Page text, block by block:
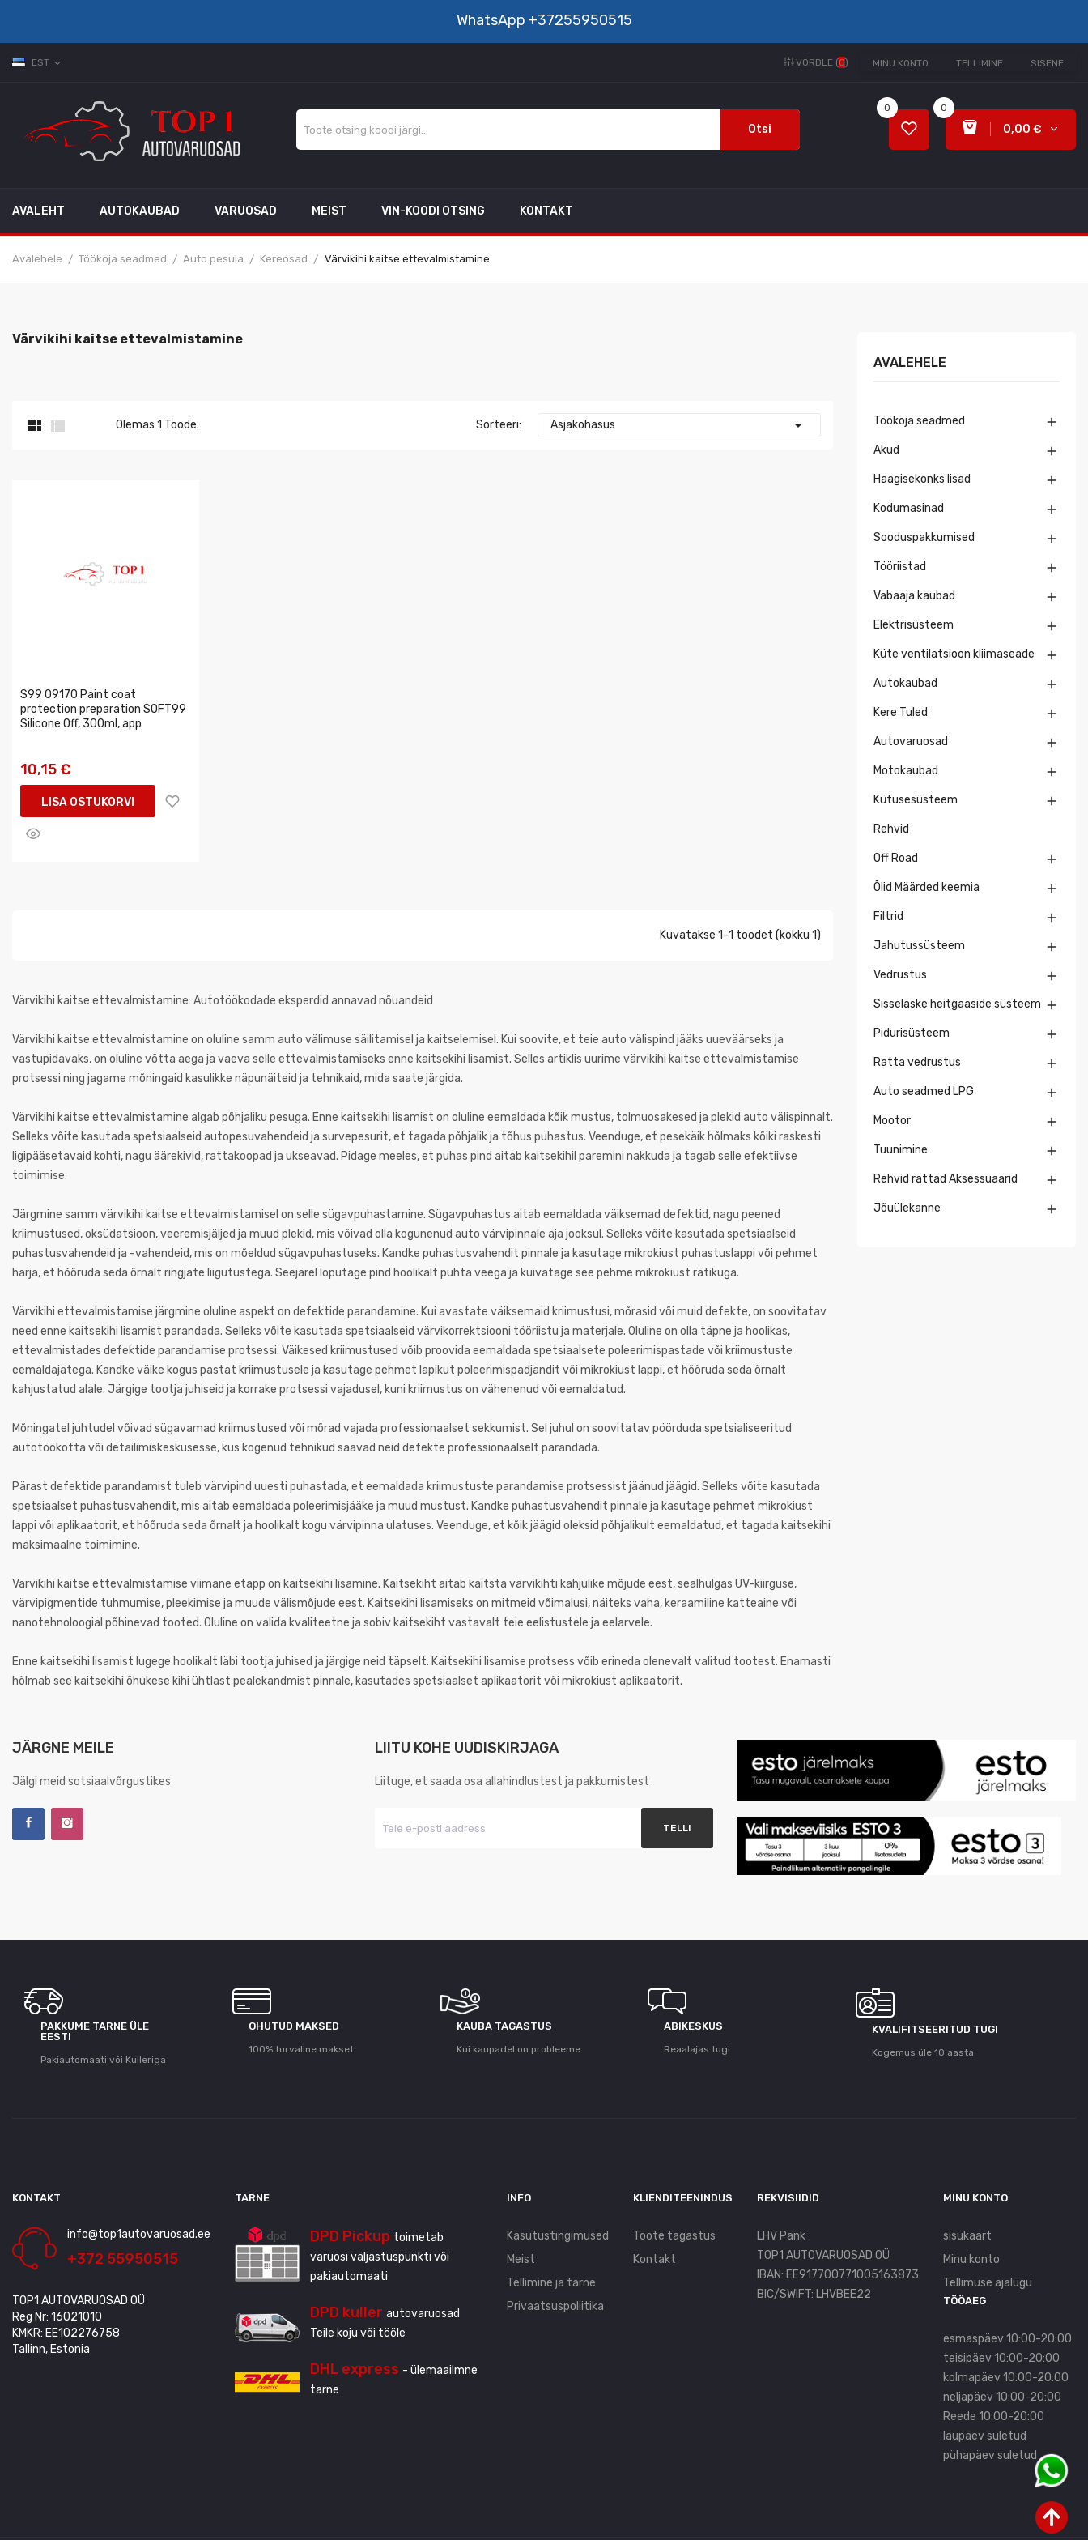
WhatsApp +37255950515
EST expand_more MINU KONTO TELLIMINE SISENE
VÕRDLE (0)
Otsi
0
0,00 €
0
AVALEHT AUTOKAUBAD VARUOSAD MEIST VIN-KOODI OTSING KONTAKT
Avalehele Töökoja seadmed Auto pesula Kereosad Värvikihi kaitse ettevalmistamine
Värvikihi kaitse ettevalmistamine
  Olemas 1 Toode. Sorteeri: Asjakohasus 
S99 09170 Paint coat
protection preparation SOFT99
Silicone Off, 300ml, app
10,15 €
LISA OSTUKORVI
Kuvatakse 1–1 toodet (kokku 1)
Värvikihi kaitse ettevalmistamine: Autotöökodade eksperdid annavad nõuandeid
Värvikihi kaitse ettevalmistamine on oluline samm auto välimuse säilitamisel ja kaitselemisel. Kui soovite, et teie auto välispind jääks uueväärseks ja
vastupidavaks, on oluline võtta aega ja vaeva selle ettevalmistamiseks enne kaitsekihi lisamist. Selles artiklis uurime värvikihi kaitse ettevalmistamise
protsessi ning jagame mõningaid kasulikke näpunäiteid ja tehnikaid, mida saate järgida.
Värvikihi kaitse ettevalmistamine algab põhjaliku pesuga. Enne kaitsekihi lisamist on oluline eemaldada kõik mustus, tolmuosakesed ja plekid auto välispinnalt.
Selleks võite kasutada spetsiaalseid autopesuvahendeid ja survepesurit, et tagada põhjalik ja tõhus puhastus. Veenduge, et pesekäik hõlmaks kõiki raskesti
ligipääsetavaid kohti, nagu äärekivid, rattakoopad ja ukseavad. Pidage meeles, et puhas pind aitab kaitsekihil paremini nakkuda ja tagab selle efektiivse
toimimise.
Järgmine samm värvikihi kaitse ettevalmistamisel on selle sügavpuhastamine. Sügavpuhastus aitab eemaldada väiksemad defektid, nagu peened
kriimustused, oksüdatsioon, veeremisjäljed ja muud plekid, mis võivad olla kogunenud auto värvipinnale aja jooksul. Selleks võite kasutada spetsiaalseid
puhastusvahendeid ja -vahendeid, mis on mõeldud sügavpuhastuseks. Kandke puhastusvahendit pinnale ja kasutage mikrokiust puhastuslappi või pehmet
harja, et hõõruda seda õrnalt ringjate liigutustega. Seejärel loputage pind hoolikalt puhta veega ja kuivatage see pehme mikrokiust rätikuga.
Värvikihi ettevalmistamise järgmine oluline aspekt on defektide parandamine. Kui avastate väiksemaid kriimustusi, mõrasid või muid defekte, on soovitatav
need enne kaitsekihi lisamist parandada. Selleks võite kasutada spetsiaalseid värvikorrektsiooni tööriistu ja materjale. Oluline on olla täpne ja hoolikas,
ettevalmistades defektide parandamise protsessi. Väikesed kriimustused võib proovida eemaldada spetsiaalsete poleerimispastade või kriimustuste
eemaldajatega. Kandke väike kogus pastat kriimustusele ja kasutage pehmet lapikut poleerimispadjandit või mikrokiust lappi, et hõõruda seda õrnalt
kahjustatud alale. Järgige tootja juhiseid ja korrake protsessi vajadusel, kuni kriimustus on vähenenud või eemaldatud.
Mõningatel juhtudel võivad sügavamad kriimustused või mõrad vajada professionaalset sekkumist. Sel juhul on soovitatav pöörduda spetsialiseeritud
autotöökotta või detailimiskeskusesse, kus kogenud tehnikud saavad neid defekte professionaalselt parandada.
Pärast defektide parandamist tuleb värvipind uuesti puhastada, et eemaldada kriimustuste parandamise protsessist jäänud jäägid. Selleks võite kasutada
spetsiaalset puhastusvahendit, mis aitab eemaldada poleerimisjääke ja muud mustust. Kandke puhastusvahendit pinnale ja kasutage pehmet mikrokiust
lappi või aplikaatorit, et hõõruda seda õrnalt ja hoolikalt kogu värvipinna ulatuses. Veenduge, et kõik jäägid oleksid põhjalikult eemaldatud, et tagada kaitsekihi
maksimaalne toimimine.
Värvikihi kaitse ettevalmistamise viimane etapp on kaitsekihi lisamine. Kaitsekiht aitab kaitsta värvikihti kahjulike mõjude eest, sealhulgas UV-kiirguse,
värvipigmentide tuhmumise, pleekimise ja muude välismõjude eest. Kaitsekihi lisamiseks on mitmeid võimalusi, näiteks vaha, keraamiline katteaine või
nanotehnoloogial põhinevad tooted. Oluline on valida kvaliteetne ja sobiv kaitsekiht vastavalt teie eelistustele ja eelarvele.
Enne kaitsekihi lisamist lugege hoolikalt läbi tootja juhised ja järgige neid täpselt. Kaitsekihi lisamise protsess võib erineda olenevalt valitud tootest. Enamasti
hõlmab see kaitsekihi õhukese kihi ühtlast pealekandmist pinnale, kasutades spetsiaalset aplikaatorit või mikrokiust aplikaatorit.
AVALEHELE
Töökoja seadmed 
Akud 
Haagisekonks lisad 
Kodumasinad 
Sooduspakkumised 
Tööriistad 
Vabaaja kaubad 
Elektrisüsteem 
Küte ventilatsioon kliimaseade 
Autokaubad 
Kere Tuled 
Autovaruosad 
Motokaubad 
Kütusesüsteem 
Rehvid
Off Road 
Õlid Määrded keemia 
Filtrid 
Jahutussüsteem 
Vedrustus 
Sisselaske heitgaaside süsteem 
Pidurisüsteem 
Ratta vedrustus 
Auto seadmed LPG 
Mootor 
Tuunimine 
Rehvid rattad Aksessuaarid 
Jõuülekanne 
JÄRGNE MEILE
Jälgi meid sotsiaalvõrgustikes
LIITU KOHE UUDISKIRJAGA
Liituge, et saada osa allahindlustest ja pakkumistest
PAKKUME TARNE ÜLE
ЕESTI
Pakiautomaati või Kulleriga
OHUTUD MAKSED
100% turvaline makset
KAUBA TAGASTUS
Kui kaupadel on probleeme
ABIKESKUS
Reaalajas tugi
KVALIFITSEERITUD TUGI
Kogemus üle 10 aasta
KONTAKT
info@top1autovaruosad.ee
+372 55950515
TOP1 AUTOVARUOSAD OÜ
Reg Nr: 16021010
KMKR: EE102276758
Tallinn, Estonia
TARNE
DPD Pickup toimetab
varuosi väljastuspunkti või
pakiautomaati
DPD kuller autovaruosad
Teile koju või tööle
DHL express - ülemaailmne
tarne
INFO
Kasutustingimused
Meist
Tellimine ja tarne
Privaatsuspoliitika
KLIENDITEENINDUS
Toote tagastus
Kontakt
REKVISIIDID
LHV Pank
TOP1 AUTOVARUOSAD OÜ
IBAN: EE917700771005163873
BIC/SWIFT: LHVBEE22
MINU KONTO
sisukaart
Minu konto
Tellimuse ajalugu
TÖÖAEG
esmaspäev 10:00-20:00
teisipäev 10:00-20:00
kolmapäev 10:00-20:00
neljapäev 10:00-20:00
Reede 10:00-20:00
laupäev suletud
pühapäev suletud